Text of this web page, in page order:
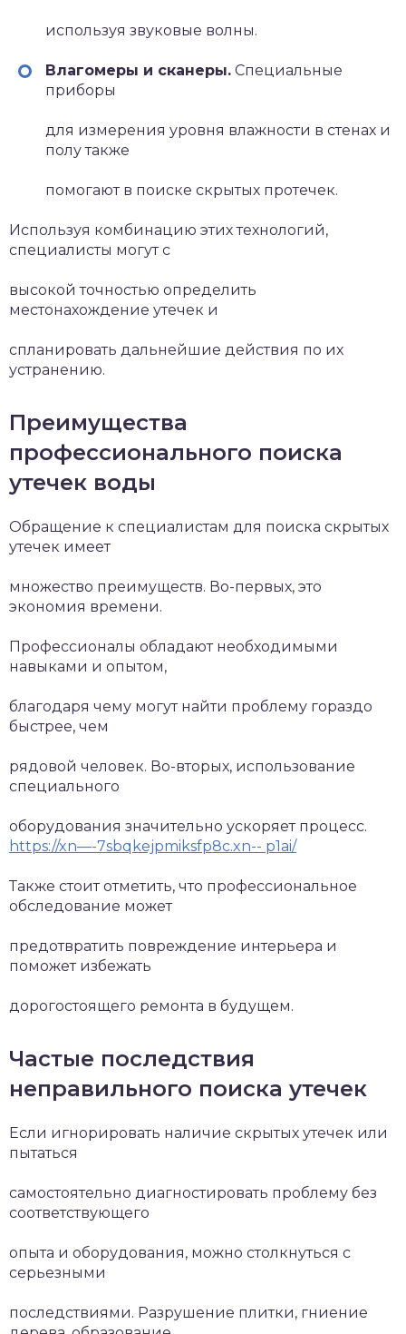
используя звуковые волны.
Влагомеры и сканеры. Специальные
приборы
для измерения уровня влажности в стенах и
полу также
помогают в поиске скрытых протечек.
Используя комбинацию этих технологий,
специалисты могут с
высокой точностью определить
местонахождение утечек и
спланировать дальнейшие действия по их
устранению.
Преимущества
профессионального поиска
утечек воды
Обращение к специалистам для поиска скрытых
утечек имеет
множество преимуществ. Во-первых, это
экономия времени.
Профессионалы обладают необходимыми
навыками и опытом,
благодаря чему могут найти проблему гораздо
быстрее, чем
рядовой человек. Во-вторых, использование
специального
оборудования значительно ускоряет процесс.
https://xn—-7sbqkejpmiksfp8c.xn-- p1ai/
Также стоит отметить, что профессиональное
обследование может
предотвратить повреждение интерьера и
поможет избежать
дорогостоящего ремонта в будущем.
Частые последствия
неправильного поиска утечек
Если игнорировать наличие скрытых утечек или
пытаться
самостоятельно диагностировать проблему без
соответствующего
опыта и оборудования, можно столкнуться с
серьезными
последствиями. Разрушение плитки, гниение